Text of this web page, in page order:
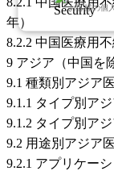
お客様の個
年）
8.2.2 中国医療用
9 アジア（中国を
9.1 種類別アジア
9.1.1 タイプ別ア
9.1.2 タイプ別ア
9.2 用途別アジア
9.2.1 アプリケー